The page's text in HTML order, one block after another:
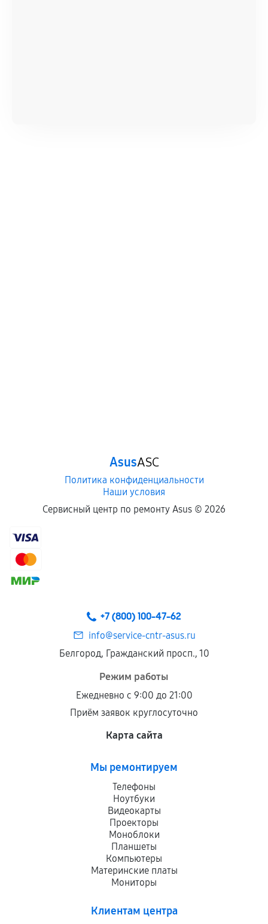
AsusASC
Политика конфиденциальности
Наши условия
Сервисный центр по ремонту Asus © 2026
+7 (800) 100-47-62
info@service-cntr-asus.ru
Белгород, Гражданский просп., 10
Режим работы
Ежедневно с 9:00 до 21:00
Приём заявок круглосуточно
Карта сайта
Мы ремонтируем
Телефоны
Ноутбуки
Видеокарты
Проекторы
Моноблоки
Планшеты
Компьютеры
Материнские платы
Мониторы
Клиентам центра